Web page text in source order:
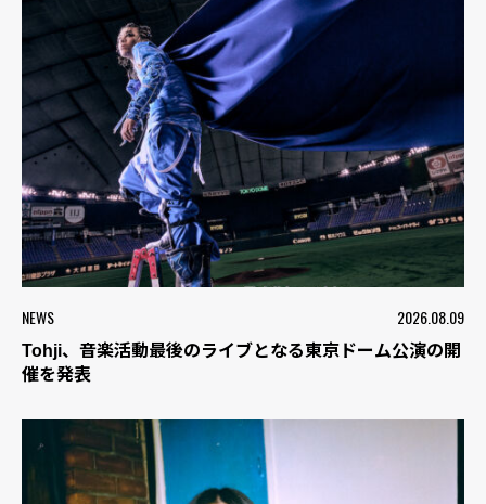
NEWS 2026.08.09
Tohji、音楽活動最後のライブとなる東京ドーム公演の開
催を発表